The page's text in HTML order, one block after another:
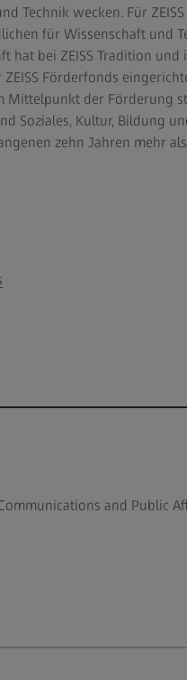
Technik wecken. Für
für Wissenschaft und
hat bei ZEISS Tradition
Förderfonds
Mittelpunkt der Förderung
Soziales, Kultur, Bildung
zehn Jahren mehr
and Public